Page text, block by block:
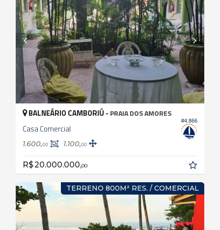
#4.866
BALNEÁRIO CAMBORIÚ - PRAIA DOS AMORES
Casa Comercial
1.600,00 1.100,00
R$ 20.000.000,00
TERRENO 800M² RES. / COMERCIAL